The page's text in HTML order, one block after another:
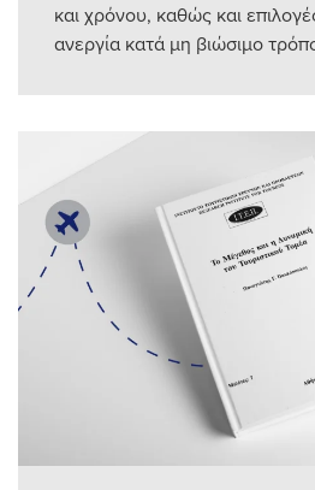
και χρόνου, καθώς και
ανεργία κατά μη βιώσιμο